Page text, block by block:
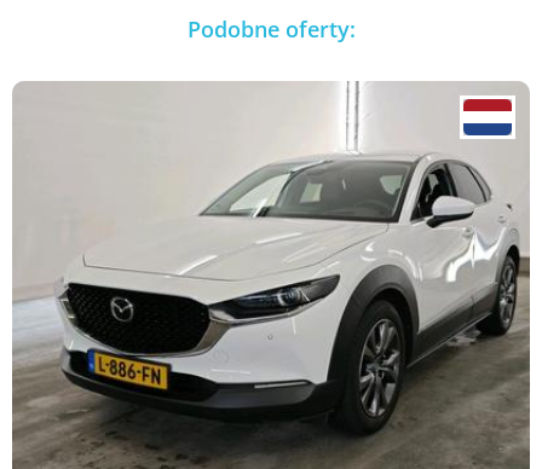
Podobne oferty: